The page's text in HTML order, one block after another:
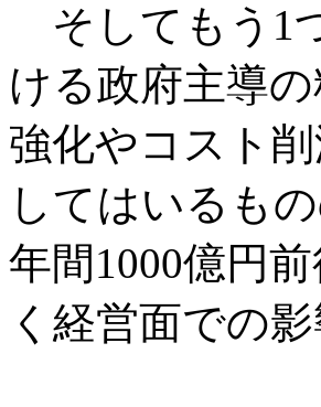
そしてもう1
ける政府主導
強化やコスト
してはいるも
年間1000億円
く経営面での